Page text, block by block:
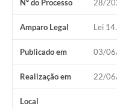
Nº do Processo 28/
Amparo Legal Lei
Publicado em 03/
Realização em 22/
Local